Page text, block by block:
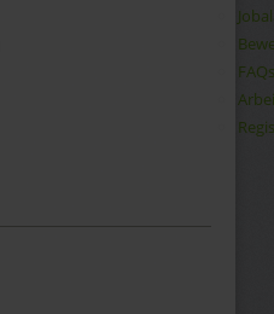
FAQs